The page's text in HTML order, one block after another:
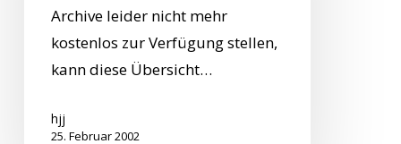
Archive leider nicht mehr
kostenlos zur Verfügung stellen,
kann diese Übersicht…
hjj
25. Februar 2002